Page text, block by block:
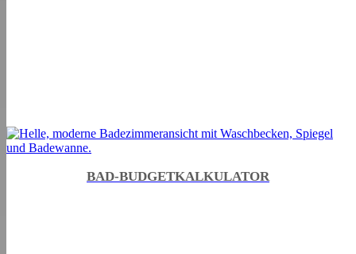
BAD-BUDGETKALKULATOR